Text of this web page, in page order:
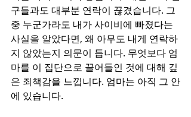
구들과도 대부분 연락이 끊겼습니다. 그
중 누군가라도 내가 사이비에 빠졌다는
사실을 알았다면, 왜 아무도 내게 연락하
지 않았는지 의문이 듭니다. 무엇보다 엄
마를 이 집단으로 끌어들인 것에 대해 깊
은 죄책감을 느낍니다. 엄마는 아직 그 안
에 있습니다.